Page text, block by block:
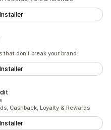
Installer
that don't break your brand
Installer
Cashback, Loyalty & Rewards
Installer